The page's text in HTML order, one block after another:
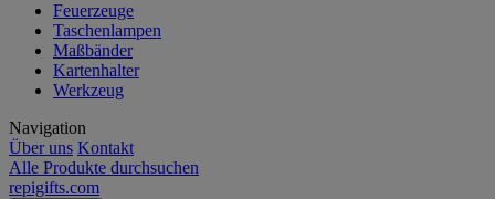
Feuerzeuge
Taschenlampen
Maßbänder
Kartenhalter
Werkzeug
Navigation
Über uns Kontakt
Alle Produkte durchsuchen
repigifts.com